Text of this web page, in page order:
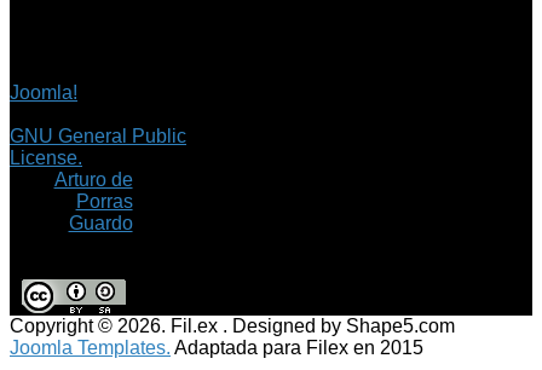
Joomla!
GNU General Public
License.
Arturo de
Porras
Guardo
Copyright © 2026. Fil.ex . Designed by Shape5.com
Joomla Templates. Adaptada para Filex en 2015